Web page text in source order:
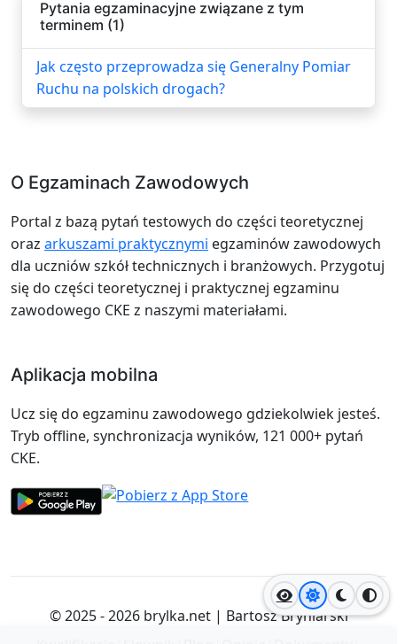
Jasny motyw
Ciemny
Pytania egzaminacyjne związane z tym
terminem (1)
Jak często przeprowadza się Generalny Pomiar
Ruchu na polskich drogach?
O Egzaminach Zawodowych
Portal z bazą pytań testowych do części teoretycznej
oraz arkuszami praktycznymi egzaminów zawodowych
dla uczniów szkół technicznych i branżowych. Przygotuj
się do części teoretycznej i praktycznej egzaminu
zawodowego CKE z naszymi materiałami.
Aplikacja mobilna
Ucz się do egzaminu zawodowego gdziekolwiek jesteś.
Tryb offline, synchronizacja wyników, 121 000+ pytań
CKE.
© 2025 - 2026 brylka.net| Bartosz Bryniarski